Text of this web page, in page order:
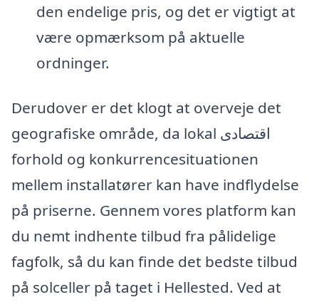
den endelige pris, og det er vigtigt at
være opmærksom på aktuelle
ordninger.
Derudover er det klogt at overveje det
geografiske område, da lokal اقتصادی
forhold og konkurrencesituationen
mellem installatører kan have indflydelse
på priserne. Gennem vores platform kan
du nemt indhente tilbud fra pålidelige
fagfolk, så du kan finde det bedste tilbud
på solceller på taget i Hellested. Ved at